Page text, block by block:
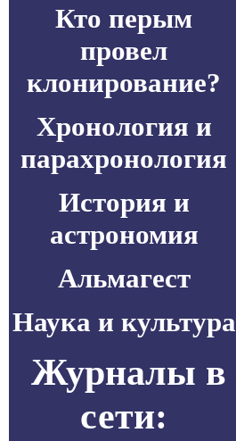
Кто перым
провел
клонирование?
Хронология и
парахронология
История и
астрономия
Альмагест
Наука и культура
Журналы в
сети: